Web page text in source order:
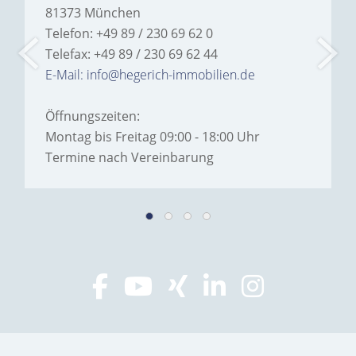
81373 München
Telefon: +49 89 / 230 69 62 0
Telefax: +49 89 / 230 69 62 44
E-Mail: info@hegerich-immobilien.de
Öffnungszeiten:
Montag bis Freitag 09:00 - 18:00 Uhr
Termine nach Vereinbarung